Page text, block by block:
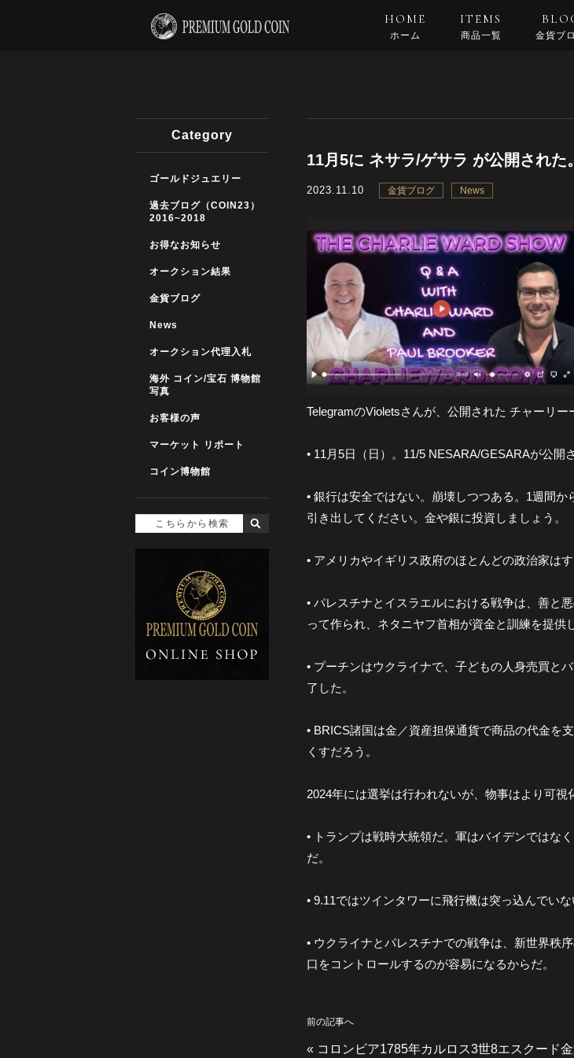
HOME
ホーム
ITEMS
商品一覧 金貨ブ
11月5に ネサラ/ゲサラ が公開された。
2023.11.10 金貨ブログ News
TelegramのVioletsさんが、公開された チャーリ
• 11月5日（日）。11/5 NESARA/GESARAが公開
• 銀行は安全ではない。崩壊しつつある。1週間
引き出してください。金や銀に投資しましょう。
• アメリカやイギリス政府のほとんどの政治家は
• パレスチナとイスラエルにおける戦争は、善と
って作られ、ネタニヤフ首相が資金と訓練を提供
• プーチンはウクライナで、子どもの人身売買と
了した。
• BRICS諸国は金／資産担保通貨で商品の代金を
くすだろう。
2024年には選挙は行われないが、物事はより可視
• トランプは戦時大統領だ。軍はバイデンではな
だ。
• 9.11ではツインタワーに飛行機は突っ込んでいな
• ウクライナとパレスチナでの戦争は、新世界秩
口をコントロールするのが容易になるからだ。
前の記事へ
« コロンビア1785年カルロス3世8エスクード
Category
ゴールドジュエリー
過去ブログ（COIN23）
2016~2018
お得なお知らせ
オークション結果
金貨ブログ
News
オークション代理入札
海外 コイン/宝石 博物館
写真
お客様の声
マーケット リポート
コイン博物館